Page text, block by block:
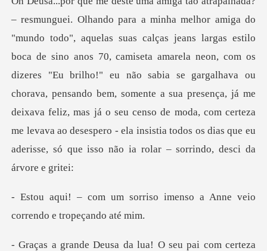
sino anos 70, camiseta amarela neon, com os
dizeres "Eu brilho!" eu não sabia se gargalhava ou
chorava, pensando bem, somente a sua presença, já me
deixava feliz, mas
riso imenso a Anne veio
co
ai com certeza